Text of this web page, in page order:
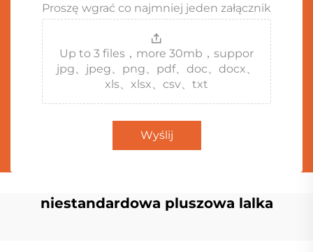
Proszę wgrać co najmniej jeden załącznik
Up to 3 files，more 30mb，suppor
jpg、jpeg、png、pdf、doc、docx、
xls、xlsx、csv、txt
Wyślij
niestandardowa pluszowa lalka